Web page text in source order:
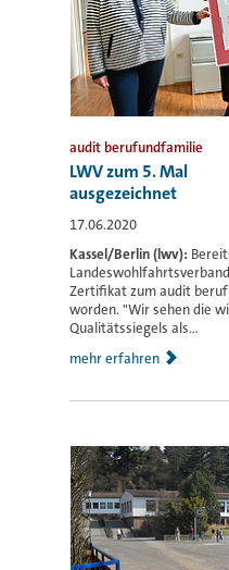
audit berufundfamilie
LWV zum 5. Mal
ausgezeichnet
17.06.2020
Kassel/Berlin (lwv):
Zertifikat zum audit
worden. "Wir sehen die
Qualitätssiegels als...
mehr erfahren